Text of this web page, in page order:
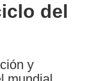
del
y